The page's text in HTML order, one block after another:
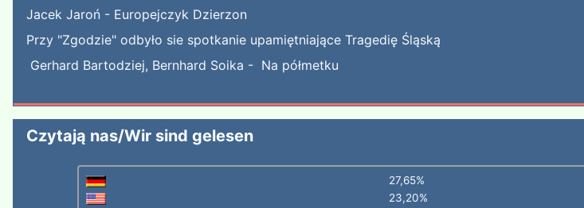
Jacek Jaroń - Europejczyk Dzierzon
Przy "Zgodzie" odbyło sie spotkanie upamiętniające Tragedię Śląską
Gerhard Bartodziej, Bernhard Soika - Na półmetku
Czytają nas/Wir sind gelesen
27,65%
23,20%